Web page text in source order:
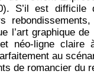
S’il est difficile
l’art graphique
néo-ligne claire
au
de romancier du